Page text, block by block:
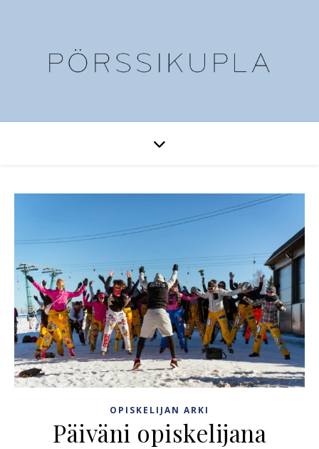
OPISKELIJAN ARKI
Päiväni opiskelijana